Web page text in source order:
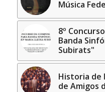
Música
8º
Banda
Subirats"
Historia de
de Amigos